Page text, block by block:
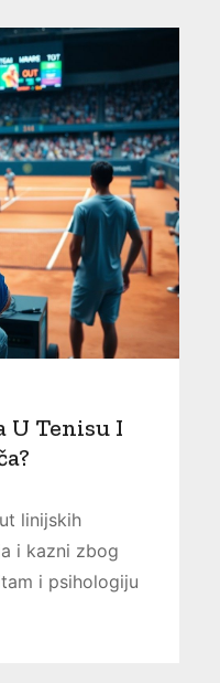
U Tenisu I
linijskih
i kazni zbog
i psihologiju